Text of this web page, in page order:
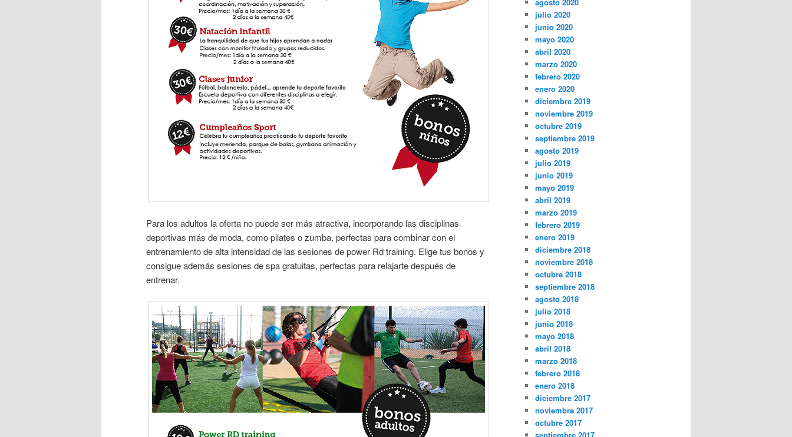
Para los adultos la oferta no puede ser más atractiva, incorporando las disciplinas
deportivas más de moda, como pilates o zumba, perfectas para combinar con el
entrenamiento de alta intensidad de las sesiones de power Rd training. Elige tus bonos y
consigue además sesiones de spa gratuitas, perfectas para relajarte después de
entrenar.
julio 2020
junio 2020
mayo 2020
abril 2020
marzo 2020
febrero 2020
enero 2020
diciembre 2019
noviembre 2019
octubre 2019
septiembre 2019
agosto 2019
julio 2019
junio 2019
mayo 2019
abril 2019
marzo 2019
febrero 2019
enero 2019
diciembre 2018
noviembre 2018
octubre 2018
septiembre 2018
agosto 2018
julio 2018
junio 2018
mayo 2018
abril 2018
marzo 2018
febrero 2018
enero 2018
diciembre 2017
noviembre 2017
octubre 2017